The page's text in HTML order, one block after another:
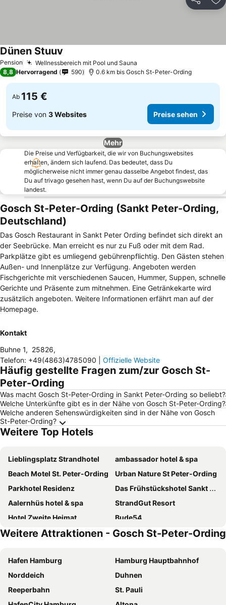
Teilen
Pension Wellnessbereich mit Pool und Sauna
Dünen Stuuv
8,8 Hervorragend 590 0.6 km bis Gosch St-Peter-Ording
Ab 115 €
Preise von 3 Websites Preise sehen
Mehr
Die Preise und Verfügbarkeit, die wir von Buchungswebsites
erhalten, ändern sich laufend. Das bedeutet, dass Du
möglicherweise nicht immer genau dasselbe Angebot findest, das
Du auf trivago gesehen hast, wenn Du auf der Buchungswebsite
landest.
Gosch St-Peter-Ording (Sankt Peter-Ording,
Deutschland)
Das Gosch Restaurant in Sankt Peter Ording befindet sich direkt an
der Seebrücke. Man erreicht es nur zu Fuß oder mit dem Rad.
Parkplätze gibt es umliegend gebührenpflichtig. Den Gästen stehen
Außen- und Innenplätze zur Verfügung. Angeboten werden
Fischgerichte mit verschiedenen Saucen, Hummer, Suppen, schnelle
Gerichte und Präsente zum mitnehmen. Eine Getränkekarte wird
zusätzlich angeboten. Weitere Informationen erfährt man auf der
Homepage.
Kontakt
Buhne 1, 25826,
Telefon: +49(4863)4785090 Offizielle Website
Häufig gestellte Fragen zum/zur Gosch St-
Peter-Ording
Was macht Gosch St-Peter-Ording in Sankt Peter-Ording so beliebt?
Welche Unterkünfte gibt es in der Nähe von Gosch St-Peter-Ording?
Welche anderen Sehenswürdigkeiten sind in der Nähe von Gosch
St-Peter-Ording?
Weitere Top Hotels
Lieblingsplatz Strandhotel
ambassador hotel & spa
Beach Motel St. Peter-Ording
Urban Nature St Peter-Ording
Parkhotel Residenz
Das Frühstückshotel Sankt Peter-Ording
Aalernhüs hotel & spa
StrandGut Resort
Hotel Zweite Heimat
Bude54
Hotel kleine Auszeit
Hotel Das kleine Glück - Adults Only
Hotel Landhaus Ellerbrock
Just Eleven
Zum Wikinger
Hotel Garni Silvana
Hotel Kölfhamm
Seaside 43
Weitere Attraktionen - Gosch St-Peter-Ording
Hafen Hamburg
Hamburg Hauptbahnhof
Norddeich
Duhnen
Reeperbahn
St. Pauli